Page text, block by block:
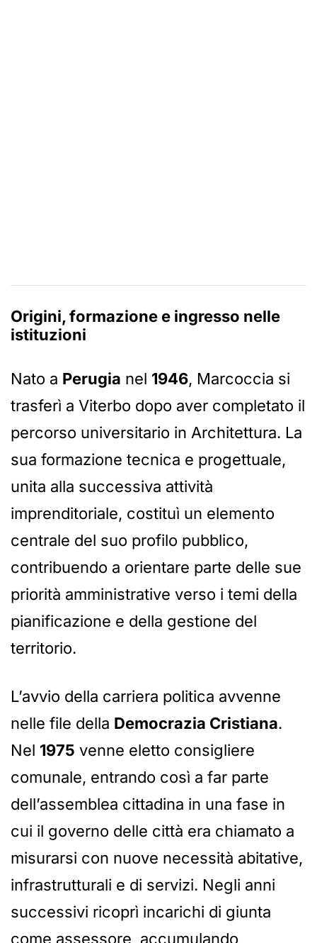
Origini, formazione e ingresso nelle
istituzioni
Nato a Perugia nel 1946, Marcoccia si
trasferì a Viterbo dopo aver completato il
percorso universitario in Architettura. La
sua formazione tecnica e progettuale,
unita alla successiva attività
imprenditoriale, costituì un elemento
centrale del suo profilo pubblico,
contribuendo a orientare parte delle sue
priorità amministrative verso i temi della
pianificazione e della gestione del
territorio.
L’avvio della carriera politica avvenne
nelle file della Democrazia Cristiana.
Nel 1975 venne eletto consigliere
comunale, entrando così a far parte
dell’assemblea cittadina in una fase in
cui il governo delle città era chiamato a
misurarsi con nuove necessità abitative,
infrastrutturali e di servizi. Negli anni
successivi ricoprì incarichi di giunta
come assessore, accumulando